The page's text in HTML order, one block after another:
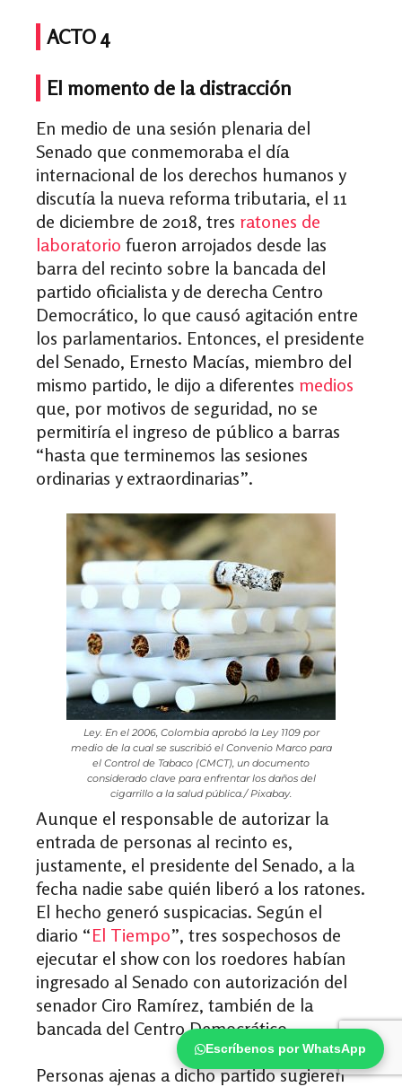
Escríbenos por WhatsApp
ACTO 4
El momento de la distracción
En medio de una sesión plenaria del
Senado que conmemoraba el día
internacional de los derechos humanos y
discutía la nueva reforma tributaria, el 11
de diciembre de 2018, tres ratones de
laboratorio fueron arrojados desde las
barra del recinto sobre la bancada del
partido oficialista y de derecha Centro
Democrático, lo que causó agitación entre
los parlamentarios. Entonces, el presidente
del Senado, Ernesto Macías, miembro del
mismo partido, le dijo a diferentes medios
que, por motivos de seguridad, no se
permitiría el ingreso de público a barras
“hasta que terminemos las sesiones
ordinarias y extraordinarias”.
Ley. En el 2006, Colombia aprobó la Ley 1109 por
medio de la cual se suscribió el Convenio Marco para
el Control de Tabaco (CMCT), un documento
considerado clave para enfrentar los daños del
cigarrillo a la salud pública./ Pixabay.
Aunque el responsable de autorizar la
entrada de personas al recinto es,
justamente, el presidente del Senado, a la
fecha nadie sabe quién liberó a los ratones.
El hecho generó suspicacias. Según el
diario “El Tiempo”, tres sospechosos de
ejecutar el show con los roedores habían
ingresado al Senado con autorización del
senador Ciro Ramírez, también de la
bancada del Centro Democrático.
Personas ajenas a dicho partido sugieren